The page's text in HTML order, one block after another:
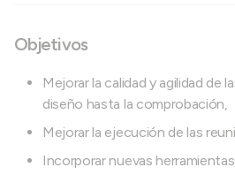
Objetivos
Mejorar la calidad y agilidad de
diseño hasta la comprobación,
Mejorar la ejecución de las
Incorporar nuevas